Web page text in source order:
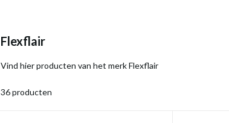
Flexflair
Vind hier producten van het merk Flexflair
36 producten